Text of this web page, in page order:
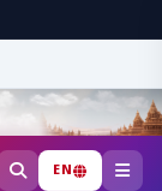
EN